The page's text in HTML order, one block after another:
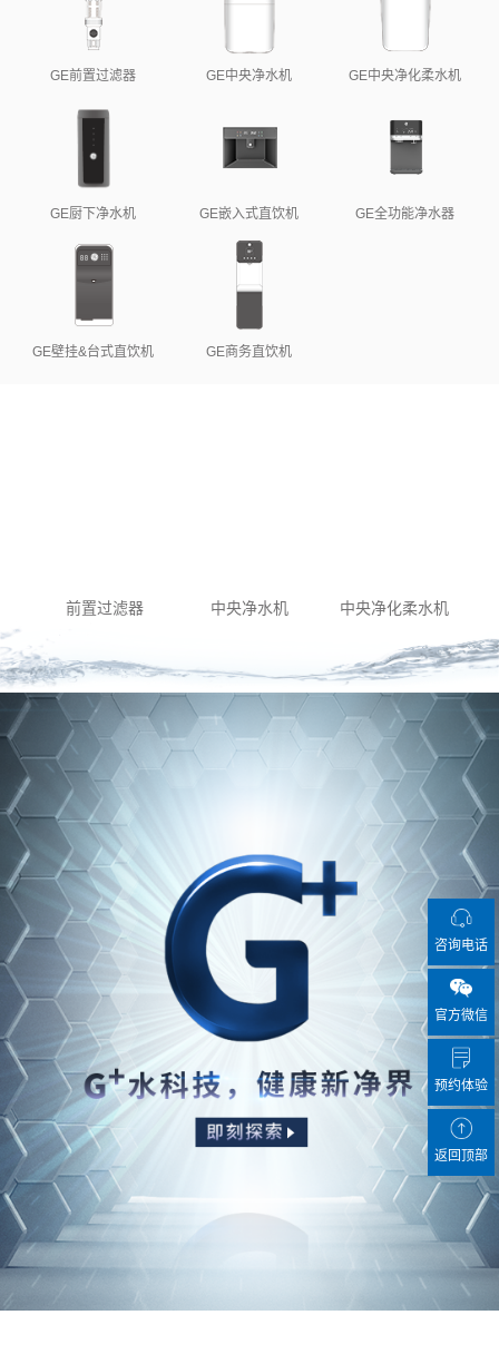
GE前置过滤器 GE中央净水机 GE中央净化柔水机
GE厨下净水机 GE嵌入式直饮机 GE全功能净水器
GE壁挂&台式直饮机 GE商务直饮机
前置过滤器 中央净水机 中央净化柔水机
咨询电话
官方微信
预约体验
返回顶部